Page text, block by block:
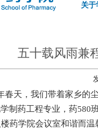
关于
五十载风雨兼
春天，我们带着家乡的
制药工程专业，药580
药学院会议室和谐而